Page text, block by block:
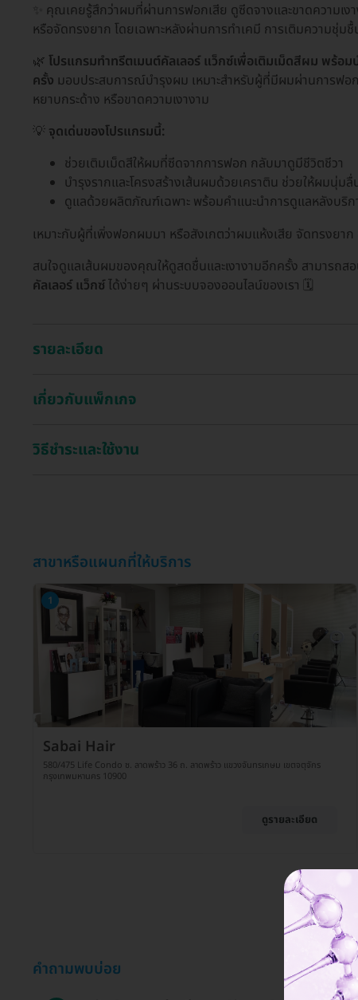
✨ คุณเคยรู้สึกว่าผมที่ผ่านการฟอกเสีย ดูซีดจางและขาดความ
หรือจัดทรงยาก โดยเฉพาะหลังผ่านการทำเคมี การเติมความชุ่ม
🌿 โปรแกรมทำทรีตเมนต์คัลเลอร์ แว็กซ์เพื่อเติมเม็ดสีผม พร้อ
ครั้ง มอบประสบการณ์บำรุงผม เหมาะสำหรับผู้ที่มีผมผ่านการฟ
หยาบกระด้าง หรือขาดความเงางาม
💡 จุดเด่นของโปรแกรมนี้:
ช่วยเติมเม็ดสีให้ผมที่ซีดจากการฟอก กลับมาดูมีชีวิตชีวา
บำรุงรากและโครงสร้างเส้นผมด้วยเคราติน ช่วยให้ผมนุ่ม
ดูแลด้วยผลิตภัณฑ์เฉพาะ พร้อมคำแนะนำการดูแลหลังบริ
เหมาะกับผู้ที่เพิ่งฟอกผมมา หรือสังเกตว่าผมแห้งเสีย จัดทรงย
สนใจดูแลเส้นผมของคุณให้ดูสดชื่นและเงางามอีกครั้ง สามารถส
คัลเลอร์ แว็กซ์ได้ง่ายๆ ผ่านระบบจองออนไลน์ของเรา 🗓️
รายละเอียด
เกี่ยวกับแพ็กเกจ
วิธีชำระและใช้งาน
สาขาหรือแผนกที่ให้บริการ
1
Sabai Hair
580/475 Life Condo ซ. ลาดพร้าว 36 ถ. ลาดพร้าว แขวงจันทรเกษม เขตจตุจักร
กรุงเทพมหานคร 10900
ดูรายละเอียด
คำถามพบบ่อย